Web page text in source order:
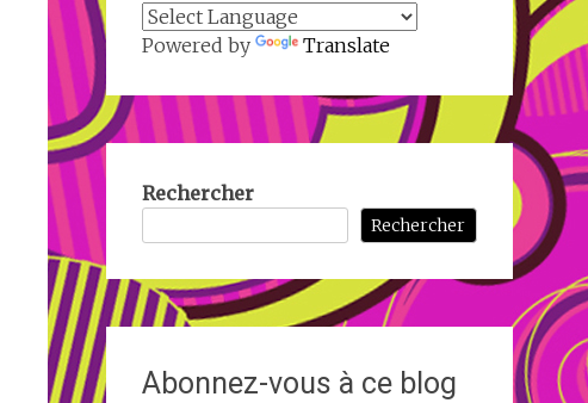
Powered by Translate
Rechercher
Rechercher
Abonnez-vous à ce blog